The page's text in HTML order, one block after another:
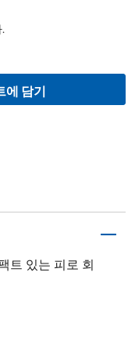
에 담기
트 있는 피로 회